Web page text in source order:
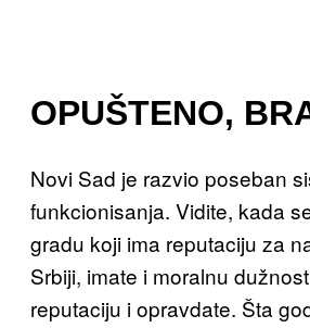
OPUŠTENO,
Novi Sad je razvio poseban
funkcionisanja. Vidite, kada
gradu koji ima reputaciju za
Srbiji, imate i moralnu
reputaciju i opravdate. Šta